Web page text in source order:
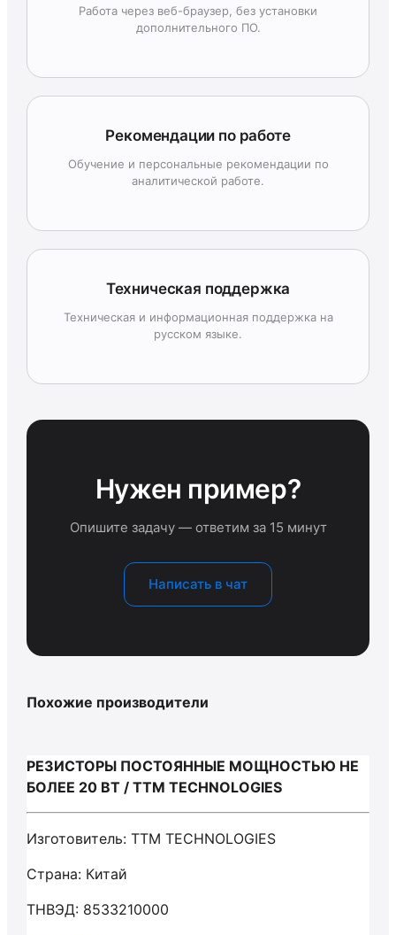
Работа через веб-браузер, без установки
дополнительного ПО.
Рекомендации по работе
Обучение и персональные рекомендации по
аналитической работе.
Техническая поддержка
Техническая и информационная поддержка на
русском языке.
Нужен пример?
Опишите задачу — ответим за 15 минут
Написать в чат
Похожие производители
РЕЗИСТОРЫ ПОСТОЯННЫЕ МОЩНОСТЬЮ НЕ
БОЛЕЕ 20 ВТ / TTM TECHNOLOGIES
Изготовитель: TTM TECHNOLOGIES
Страна: Китай
ТНВЭД: 8533210000